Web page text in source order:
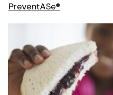
PreventASe®